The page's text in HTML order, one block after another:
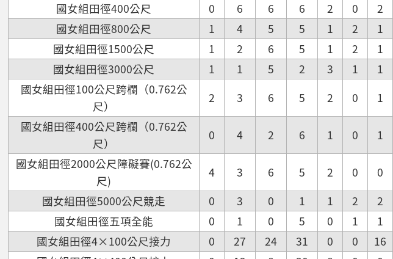
國女組田徑400公尺
0 6 6 6 2 0 2
國女組田徑800公尺
1 4 5 5 1 2 1
國女組田徑1500公尺
1 2 6 5 1 2 1
國女組田徑3000公尺
1 1 5 2 3 1 1
國女組田徑100公尺跨欄（0.762公
尺）
2 3 6 5 2 0 1
國女組田徑400公尺跨欄（0.762公
尺）
0 4 2 6 1 0 1
國女組田徑2000公尺障礙賽(0.762公
尺)
4 3 6 5 2 0 0
國女組田徑5000公尺競走
0 3 0 1 1 2 2
國女組田徑五項全能
0 1 0 5 0 1 1
國女組田徑4×100公尺接力
0 27 24 31 0 0 16